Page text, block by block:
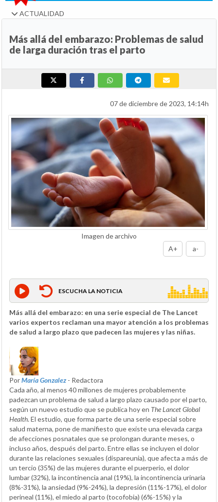
ACTUALIDAD
Más allá del embarazo: Problemas de salud
de larga duración tras el parto
07 de diciembre de 2023, 14:14h
Imagen de archivo
A+
a-
ESCUCHA LA NOTICIA
Más allá del embarazo: en una serie especial de The Lancet
varios expertos reclaman una mayor atención a los problemas
de salud a largo plazo que padecen las mujeres y las niñas.
PorMaría Gonzalez - Redactora
Cada año, al menos 40 millones de mujeres probablemente
padezcan un problema de salud a largo plazo causado por el parto,
según un nuevo estudio que se publica hoy en The Lancet Global
Health. El estudio, que forma parte de una serie especial sobre
salud materna, pone de manifiesto que existe una elevada carga
de afecciones posnatales que se prolongan durante meses, o
incluso años, después del parto. Entre ellas se incluyen el dolor
durante las relaciones sexuales (dispareunia), que afecta a más de
un tercio (35%) de las mujeres durante el puerperio, el dolor
lumbar (32%), la incontinencia anal (19%), la incontinencia urinaria
(8%-31%), la ansiedad (9%-24%), la depresión (11%-17%), el dolor
perineal (11%), el miedo al parto (tocofobia) (6%-15%) y la